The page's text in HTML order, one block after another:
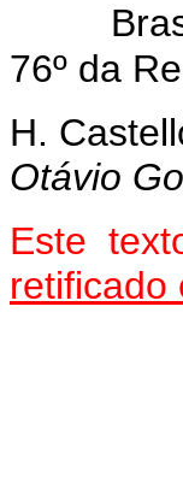
76º da
H.
Otávio
Este
retificado